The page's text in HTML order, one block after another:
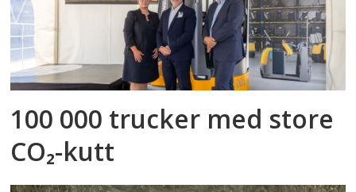
100 000 trucker med store
CO₂-kutt